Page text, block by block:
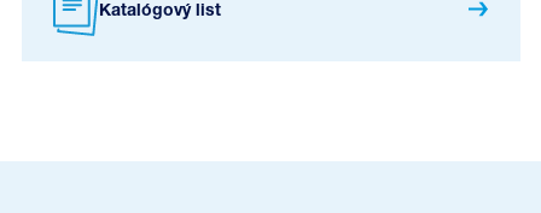
Katalógový list